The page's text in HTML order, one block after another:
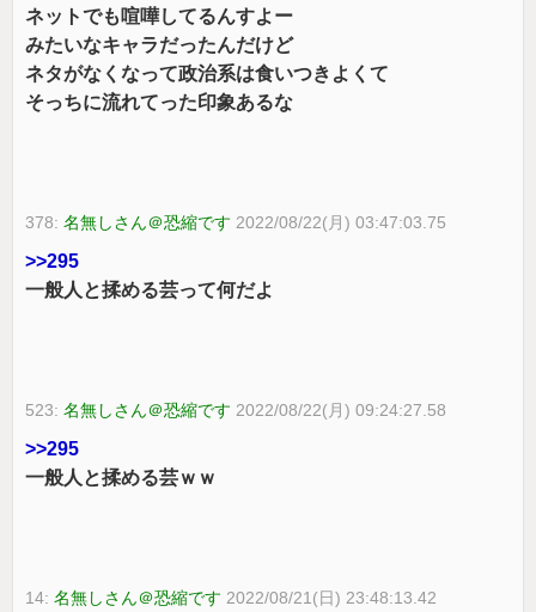
ネットでも喧嘩してるんすよー
みたいなキャラだったんだけど
ネタがなくなって政治系は食いつきよくて
そっちに流れてった印象あるな
378:名無しさん＠恐縮です 2022/08/22(月) 03:47:03.75
>>295
一般人と揉める芸って何だよ
523:名無しさん＠恐縮です 2022/08/22(月) 09:24:27.58
>>295
一般人と揉める芸ｗｗ
14:名無しさん＠恐縮です 2022/08/21(日) 23:48:13.42